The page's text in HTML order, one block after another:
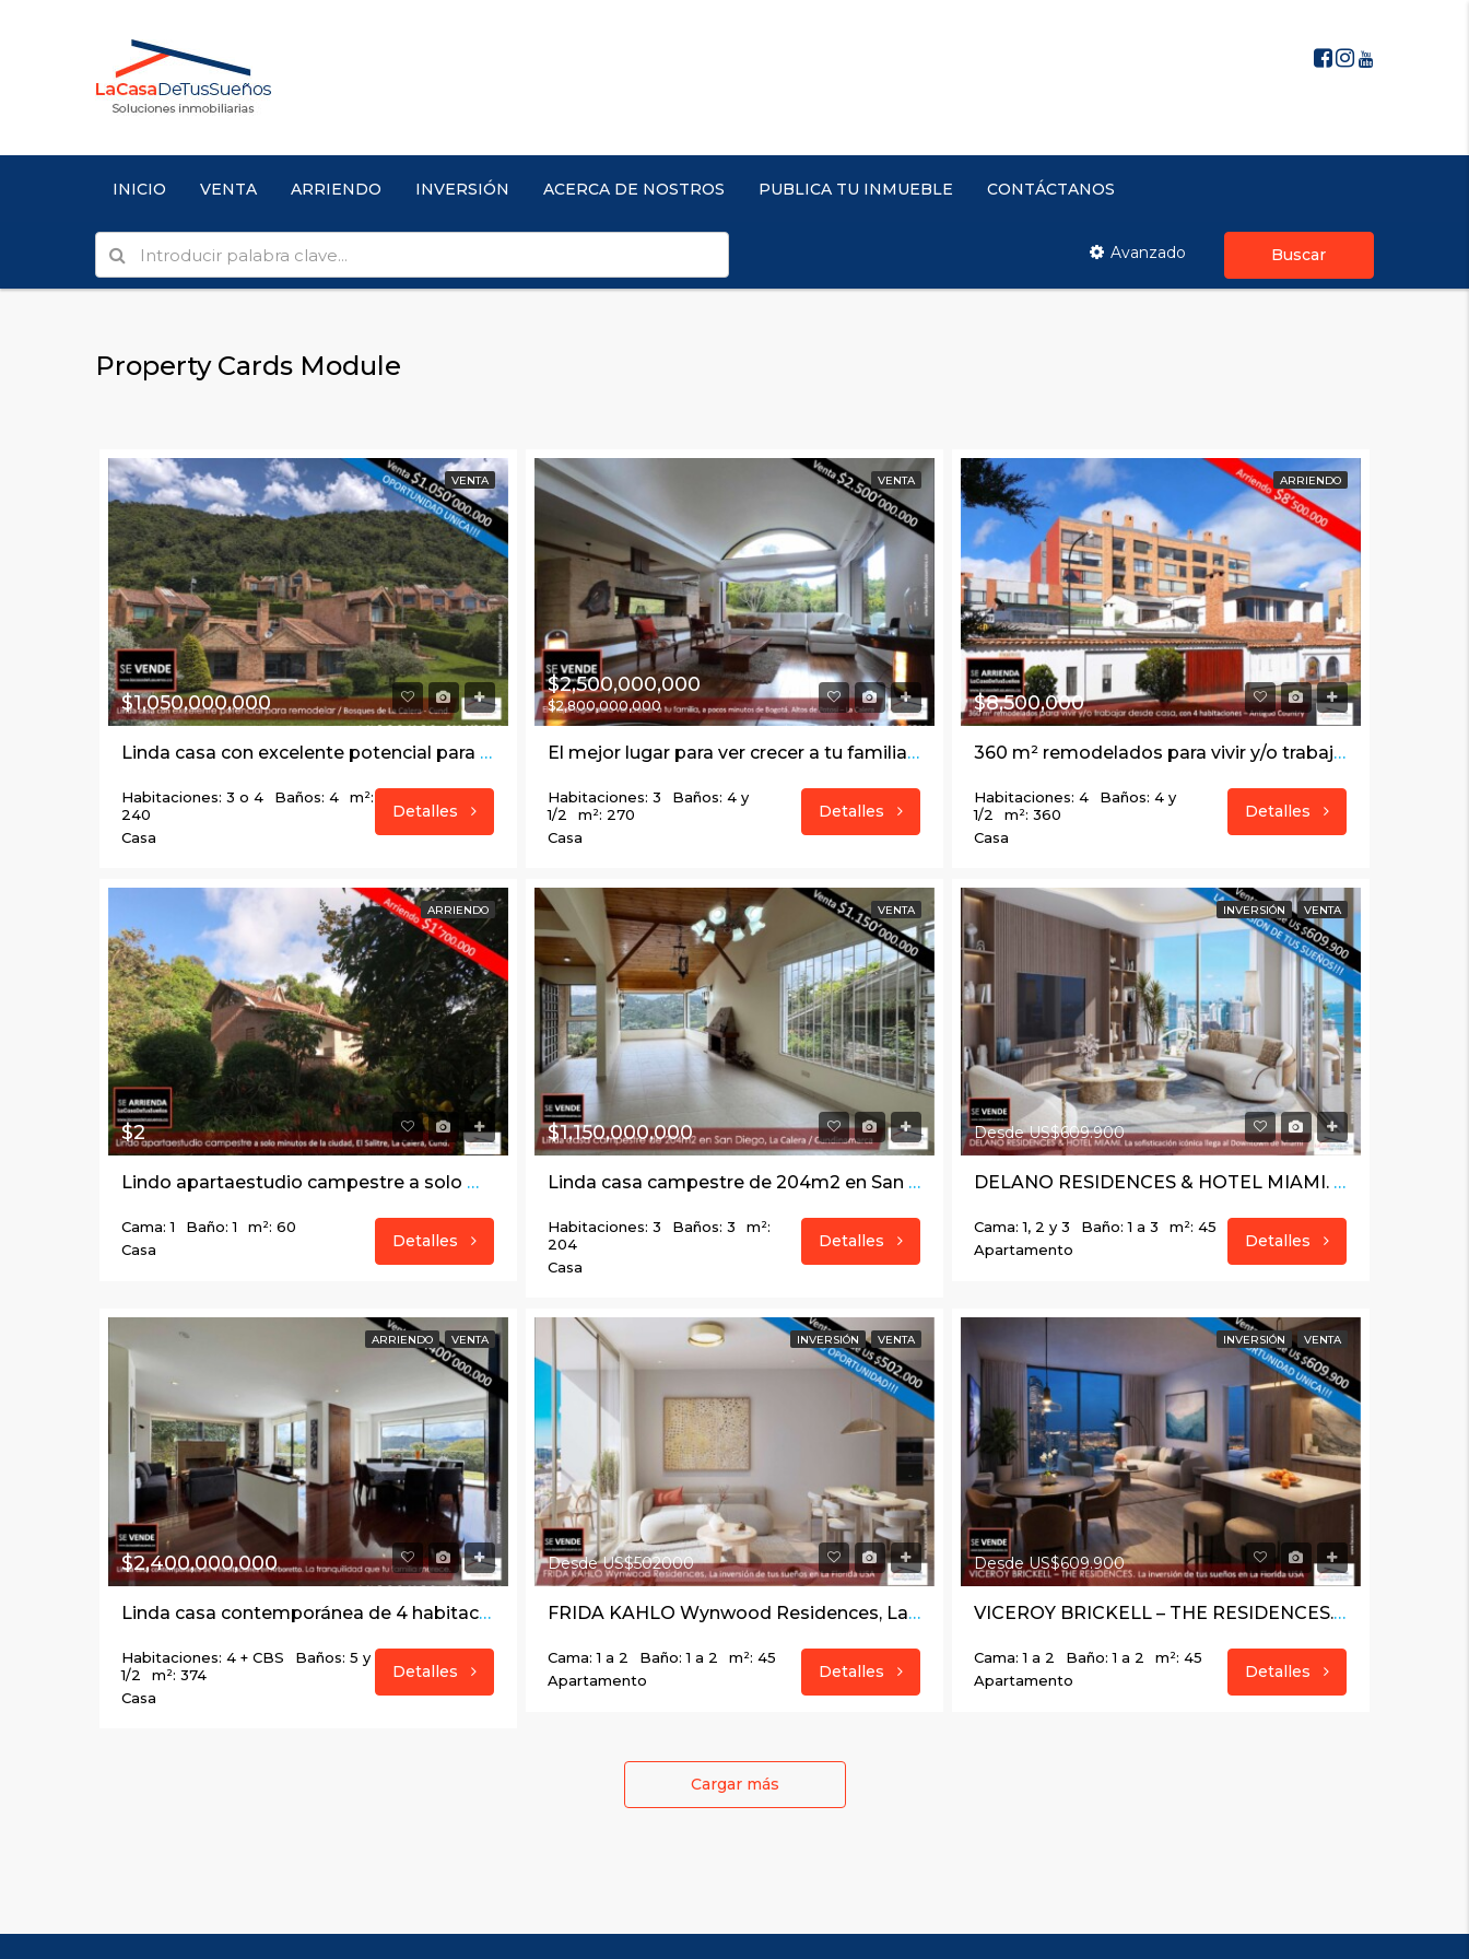
INICIO VENTA ARRIENDO INVERSIÓN ACERCA DE NOSTROS PUBLICA TU INMUEBLE CONTÁCTANOS
Avanzado Buscar
Property Cards Module
VENTA
$1,050,000,000
Linda casa con excelente potencial para remodelar / Bosques de La Calera – Cund.
Habitaciones: 3 o 4 Baños: 4
m²:
240
Casa
Detalles
VENTA
$2,500,000,000
$2,800,000,000
El mejor lugar para ver crecer a tu familia, a pocos minutos de Bogotá. Altos de Potosí – La Calera
Habitaciones: 3
Baños: 4 y
1/2
m²: 270
Casa
Detalles
ARRIENDO
$8,500,000
360 m² remodelados para vivir y/o trabajar desde casa, con 4 habitaciones – Antiguo Country
Habitaciones: 4
Baños: 4 y
1/2
m²: 360
Casa
Detalles
ARRIENDO
$2
Lindo apartaestudio campestre a solo minutos de la ciudad, El Salitre, La Calera, Cund.
Cama: 1 Baño: 1
m²: 60
Casa
Detalles
VENTA
$1,150,000,000
Linda casa campestre de 204m2 en San Diego, La Calera Cundinamarca
Habitaciones: 3 Baños: 3
m²:
204
Casa
Detalles
INVERSIÓN VENTA
Desde US$609.900
DELANO RESIDENCES & HOTEL MIAMI. La sofisticación icónica llega al Downtown de Miami
Cama: 1, 2 y 3 Baño: 1 a 3
m²: 45
Apartamento
Detalles
ARRIENDO VENTA
$2,400,000,000
Linda casa contemporánea de 4 habitaciones en Arboretto. La tranquilidad que tu familia merece.
Habitaciones: 4 + CBS
Baños: 5 y
1/2
m²: 374
Casa
Detalles
INVERSIÓN VENTA
Desde US$502000
FRIDA KAHLO Wynwood Residences, La inversión de tus sueños en La Florida USA
Cama: 1 a 2 Baño: 1 a 2
m²: 45
Apartamento
Detalles
INVERSIÓN VENTA
Desde US$609.900
VICEROY BRICKELL – THE RESIDENCES. La inversión de tus sueños en La Florida USA
Cama: 1 a 2 Baño: 1 a 2
m²: 45
Apartamento
Detalles
Cargar más